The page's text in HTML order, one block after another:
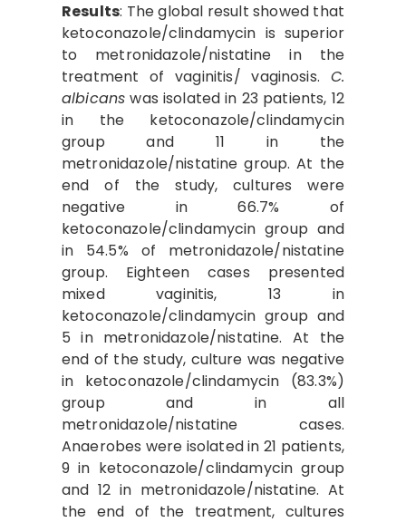
Results: The global result showed that
ketoconazole/clindamycin is superior
to metronidazole/nistatine in the
treatment of vaginitis/ vaginosis. C.
albicans was isolated in 23 patients, 12
in the ketoconazole/clindamycin
group and 11 in the
metronidazole/nistatine group. At the
end of the study, cultures were
negative in 66.7% of
ketoconazole/clindamycin group and
in 54.5% of metronidazole/nistatine
group. Eighteen cases presented
mixed vaginitis, 13 in
ketoconazole/clindamycin group and
5 in metronidazole/nistatine. At the
end of the study, culture was negative
in ketoconazole/clindamycin (83.3%)
group and in all
metronidazole/nistatine cases.
Anaerobes were isolated in 21 patients,
9 in ketoconazole/clindamycin group
and 12 in metronidazole/nistatine. At
the end of the treatment, cultures